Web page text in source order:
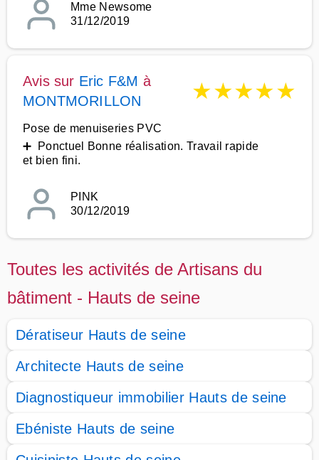
Mme Newsome
31/12/2019
Avis sur Eric F&M à
MONTMORILLON
★★★★★
Pose de menuiseries PVC
➕ Ponctuel Bonne réalisation. Travail rapide
et bien fini.
PINK
30/12/2019
Toutes les activités de Artisans du
bâtiment - Hauts de seine
Dératiseur Hauts de seine
Architecte Hauts de seine
Diagnostiqueur immobilier Hauts de seine
Ebéniste Hauts de seine